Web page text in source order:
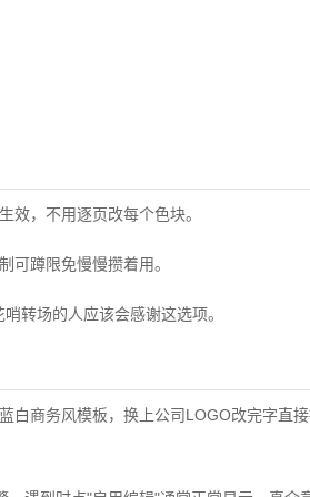
效，不用逐页改每个色块。
可蹲限免慢慢攒着用。
转场的人应该会感谢这选项。
白商务风模板，换上公司LOGO改完字